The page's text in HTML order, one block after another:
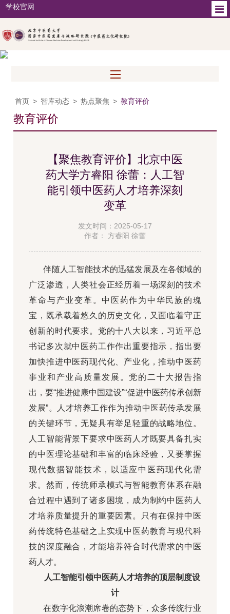
学校官网
首页 > 智库动态 > 热点聚焦 > 教育评价
教育评价
【聚焦教育评价】北京中医
药大学方睿阳 徐蕾：人工智
能引领中医药人才培养深刻
变革
发文时间：2025-05-17
作者： 方睿阳 徐蕾
伴随人工智能技术的迅猛发展及在各领域的
广泛渗透，人类社会正经历着一场深刻的技术
革命与产业变革。中医药作为中华民族的瑰
宝，既承载着悠久的历史文化，又面临着守正
创新的时代要求。党的十八大以来，习近平总
书记多次就中医药工作作出重要指示，指出要
加快推进中医药现代化、产业化，推动中医药
事业和产业高质量发展。党的二十大报告指
出，要“推进健康中国建设”“促进中医药传承创新
发展”。人才培养工作作为推动中医药传承发展
的关键环节，无疑具有举足轻重的战略地位。
人工智能背景下要求中医药人才既要具备扎实
的中医理论基础和丰富的临床经验，又要掌握
现代数据智能技术，以适应中医药现代化需
求。然而，传统师承模式与智能教育体系在融
合过程中遇到了诸多困境，成为制约中医药人
才培养质量提升的重要因素。只有在保持中医
药传统特色基础之上实现中医药教育与现代科
技的深度融合，才能培养符合时代需求的中医
药人才。
人工智能引领中医药人才培养的顶层制度设
计
在数字化浪潮席卷的态势下，众多传统行业